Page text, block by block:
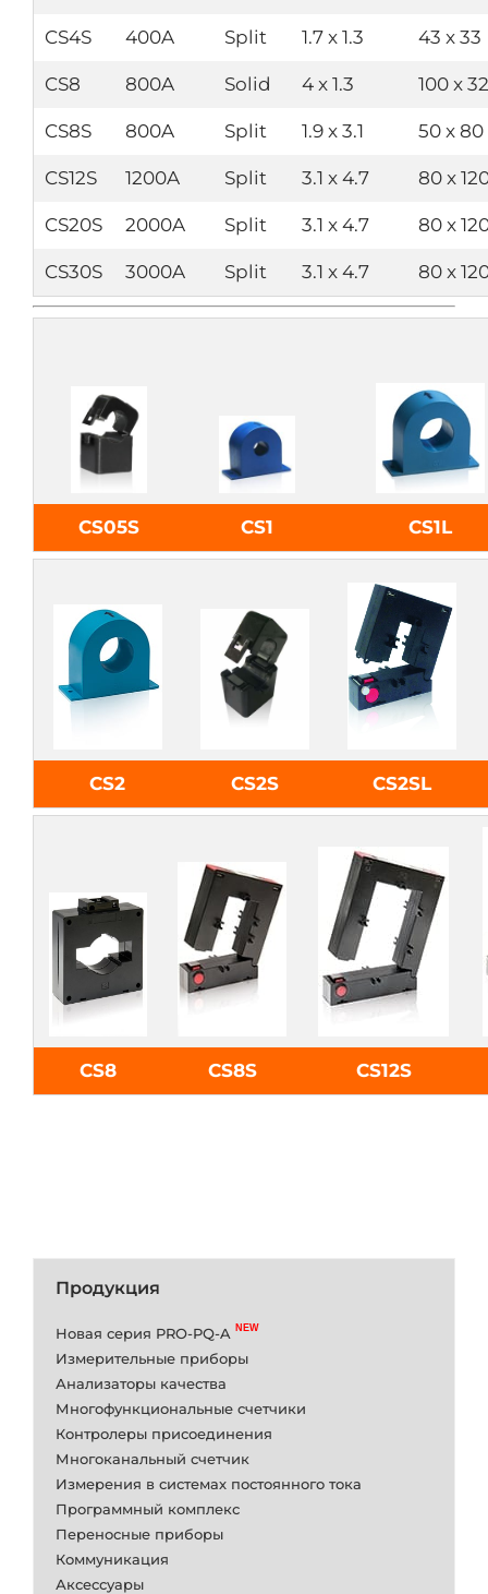
CS4S 400A Split 1.7 x 1.3 43 x 33
CS8 800A Solid 4 x 1.3 100 x 32
CS8S 800A Split 1.9 x 3.1 50 x 80
CS12S 1200A Split 3.1 x 4.7 80 x
CS20S 2000A Split 3.1 x 4.7 80 x
CS30S 3000A Split 3.1 x 4.7 80 x
CS05S CS1 CS1L
CS2 CS2S CS2SL
CS8 CS8S CS12S
Продукция
Новая серия PRO-PQ-A
Измерительные приборы
Анализаторы качества
Многофункциональные счетчики
Контролеры присоединения
Многоканальный счетчик
Измерения в системах постоянного тока
Программный комплекс
Переносные приборы
Коммуникация
Аксессуары